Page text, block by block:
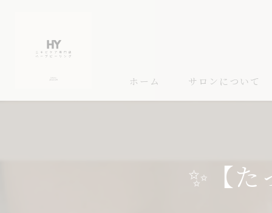
ホーム サロンについて
✨【